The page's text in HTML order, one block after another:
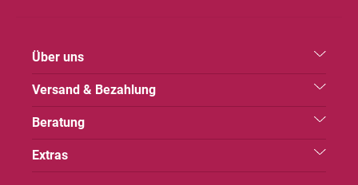
Über uns
Versand & Bezahlung
Beratung
Extras